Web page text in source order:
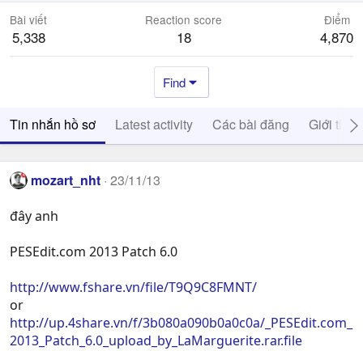
Bài viết
5,338
Reaction score
18
Điểm
4,870
Find
Tin nhắn hồ sơ Latest activity Các bài đăng Giới thiệu
mozart_nht 23/11/13
đây anh
PESEdit.com 2013 Patch 6.0
http://www.fshare.vn/file/T9Q9C8FMNT/
or
http://up.4share.vn/f/3b080a090b0a0c0a/_PESEdit.com_
2013_Patch_6.0_upload_by_LaMarguerite.rar.file